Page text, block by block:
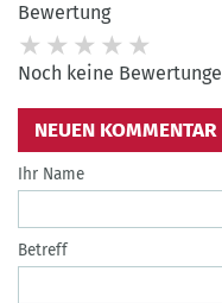
Bewertung
Noch keine
NEUEN
Ihr Name
Betreff